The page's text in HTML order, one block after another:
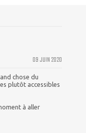
09 JUIN 2020
chose du
plutôt accessibles
à aller